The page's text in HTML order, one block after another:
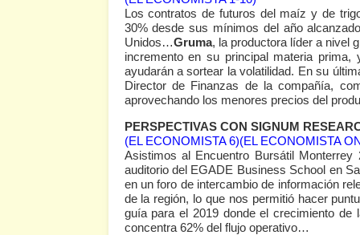
Los contratos de futuros del maíz y de
30% desde sus mínimos del año
Unidos…Gruma, la productora líder a nivel
incremento en su principal materia
ayudarán a sortear la volatilidad. En su
Director de Finanzas de la compañía,
aprovechando los menores precios del
PERSPECTIVAS CON SIGNUM
(EL ECONOMISTA 6)(EL ECONOMISTA
Asistimos al Encuentro Bursátil
auditorio del EGADE Business School en
en un foro de intercambio de información
de la región, lo que nos permitió hacer
guía para el 2019 donde el crecimiento
concentra 62% del flujo operativo…